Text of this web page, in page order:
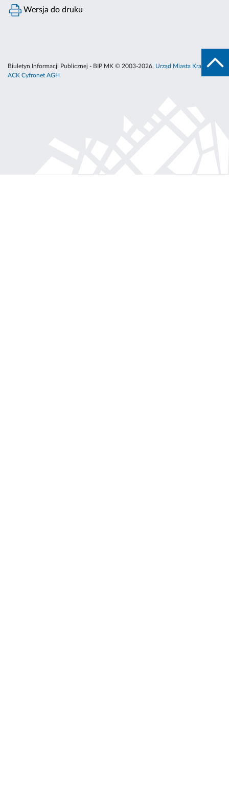
Wersja do druku
Biuletyn Informacji Publicznej - BIP MK © 2003-2026, Urząd Miasta Krakowa
ACK Cyfronet AGH